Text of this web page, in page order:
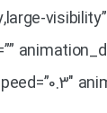
visibility”